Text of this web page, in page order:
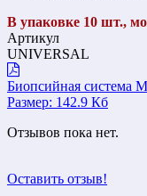
В упаковке 10 шт.,
Артикул
UNIVERSAL
Биопсийная система
Размер: 142.9 Кб
Отзывов пока нет.
Оставить отзыв!